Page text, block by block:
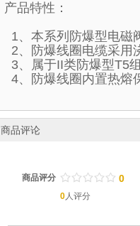
产品特性：
1、本系列防爆型电磁
2、防爆线圈电缆采用
3、属于II类防爆型T5
4、防爆线圈内置热熔
商品评论
商品评分 / / / / /
. . . . . 0
0人评分